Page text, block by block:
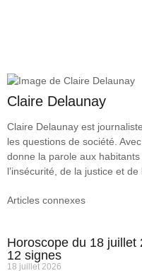
Claire Delaunay
Claire Delaunay est
les questions de société.
donne la parole aux
l’insécurité, de la justice et de
Articles connexes
Horoscope du 18
12 signes
18 juillet 2026